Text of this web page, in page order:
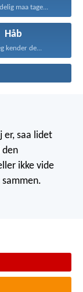
maa tage...
Håb
kender de...
er, saa lidet
den
ikke vide